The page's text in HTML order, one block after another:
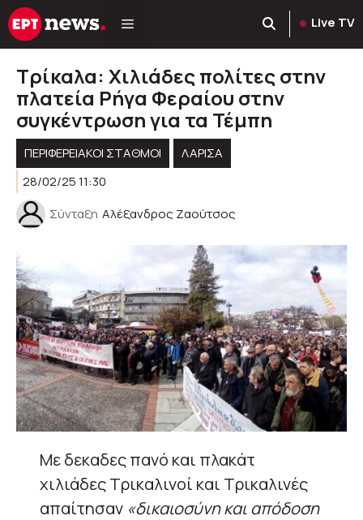
Μετάβαση
σε
Live TV
Τρίκαλα: Χιλιάδες πολίτες στην
πλατεία Ρήγα Φεραίου στην
συγκέντρωση για τα Τέμπη
ΠΕΡΙΦΕΡΕΙΑΚΟΊ ΣΤΑΘΜΟΊ
ΛΑΡΙΣΑ
28/02/25 11:30
Σύνταξη Αλέξανδρος Ζαούτσος
Με δεκαδες πανό και πλακάτ
χιλιάδες Τρικαλινοί και Τρικαλινές
απαίτησαν «δικαιοσύνη και απόδοση